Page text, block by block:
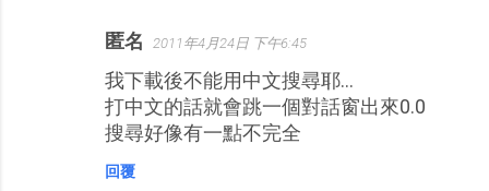
匿名 2011年4月24日 下午6:45
我下載後不能用中文搜尋耶...
打中文的話就會跳一個對話窗出來0.0
搜尋好像有一點不完全
回覆